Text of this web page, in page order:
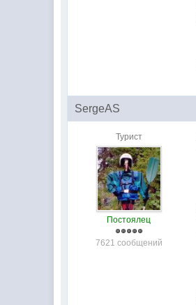
SergeAS
Турист
Постоялец
7621 сообщений